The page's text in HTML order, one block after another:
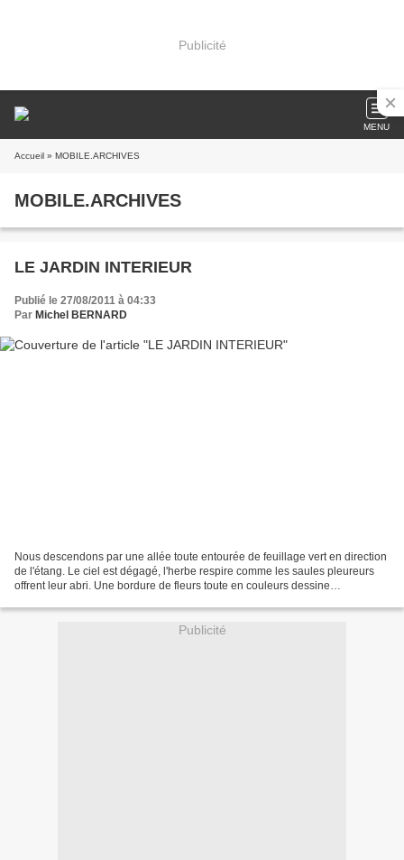
Publicité
MENU
Accueil » MOBILE.ARCHIVES
MOBILE.ARCHIVES
LE JARDIN INTERIEUR
Publié le 27/08/2011 à 04:33
Par Michel BERNARD
Nous descendons par une allée toute entourée de feuillage vert en direction
de l'étang. Le ciel est dégagé, l'herbe respire comme les saules pleureurs
offrent leur abri. Une bordure de fleurs toute en couleurs dessine
Publicité